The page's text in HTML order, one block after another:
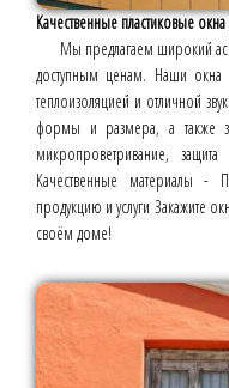
Качественные пластиковые
Мы предлагаем широкий
доступным ценам. Наши окна
теплоизоляцией и отличной
формы и размера, а также
микропроветривание,
Качественные материалы -
продукцию и услуги Закажите
своём доме!